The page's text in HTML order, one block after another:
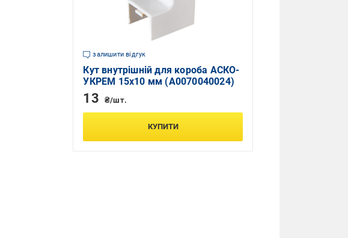
залишити відгук
Кут внутрішній для короба АСКО-
УКРЕМ 15х10 мм (A0070040024)
13 ₴/шт.
КУПИТИ